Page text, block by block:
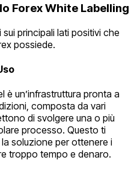
Forex White Labelling
principali lati positivi che
possiede.
è un’infrastruttura pronta a
composta da vari
di svolgere una o più
processo. Questo ti
soluzione per ottenere i
troppo tempo e denaro.